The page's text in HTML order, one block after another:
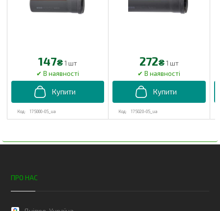
175000-05_ua
147₴1 шт
175020-05_ua
272₴1 шт
ПРО НАС